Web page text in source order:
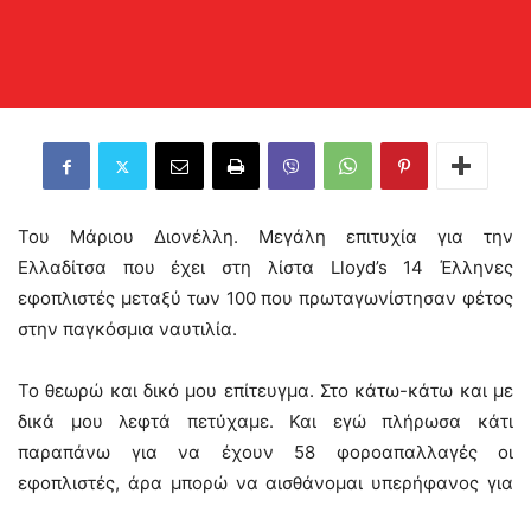
Του Μάριου Διονέλλη. Μεγάλη επιτυχία για την
Ελλαδίτσα που έχει στη λίστα Lloyd’s 14 Έλληνες
εφοπλιστές μεταξύ των 100 που πρωταγωνίστησαν φέτος
στην παγκόσμια ναυτιλία.
Το θεωρώ και δικό μου επίτευγμα. Στο κάτω-κάτω και με
δικά μου λεφτά πετύχαμε. Και εγώ πλήρωσα κάτι
παραπάνω για να έχουν 58 φοροαπαλλαγές οι
εφοπλιστές, άρα μπορώ να αισθάνομαι υπερήφανος για